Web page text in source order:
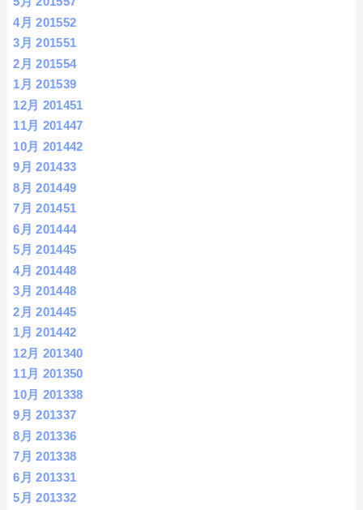
4月 201552
3月 201551
2月 201554
1月 201539
12月 201451
11月 201447
10月 201442
9月 201433
8月 201449
7月 201451
6月 201444
5月 201445
4月 201448
3月 201448
2月 201445
1月 201442
12月 201340
11月 201350
10月 201338
9月 201337
8月 201336
7月 201338
6月 201331
5月 201332